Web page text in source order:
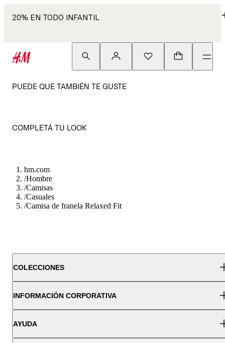
20% EN TODO INFANTIL
PUEDE QUE TAMBIÉN TE GUSTE
COMPLETÁ TU LOOK
hm.com
/Hombre
/Camisas
/Casuales
/Camisa de franela Relaxed Fit
COLECCIONES
INFORMACIÓN CORPORATIVA
AYUDA